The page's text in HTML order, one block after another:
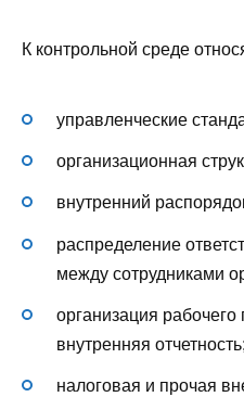
К контрольной среде
управленческие
организационная
внутренний
распределение
между сотрудниками
организация
внутренняя отчетность;
налоговая и прочая